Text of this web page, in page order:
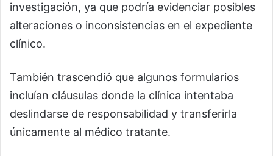
investigación, ya que podría evidenciar posibles
alteraciones o inconsistencias en el expediente
clínico.
También trascendió que algunos formularios
incluían cláusulas donde la clínica intentaba
deslindarse de responsabilidad y transferirla
únicamente al médico tratante.